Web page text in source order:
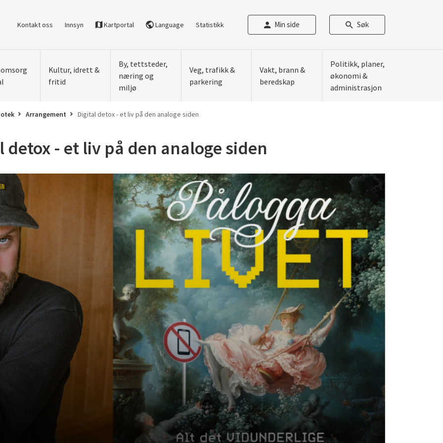
Kontakt oss Innsyn Kartportal Language Statistikk Min side Søk
Kultur, idrett &
fritid
By, tettsteder,
næring og
miljø
Veg, trafikk &
parkering
Vakt, brann &
beredskap
Politikk, planer,
økonomi &
administrasjon
Arrangement Digital detox - et liv på den analoge siden
detox - et liv på den analoge siden